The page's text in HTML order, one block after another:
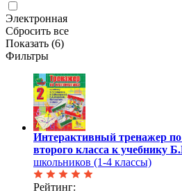
Электронная
Сбросить все
Показать (6)
Фильтры
Интерактивный тренажер
второго класса к учебнику
школьников (1-4 классы)
Рейтинг: